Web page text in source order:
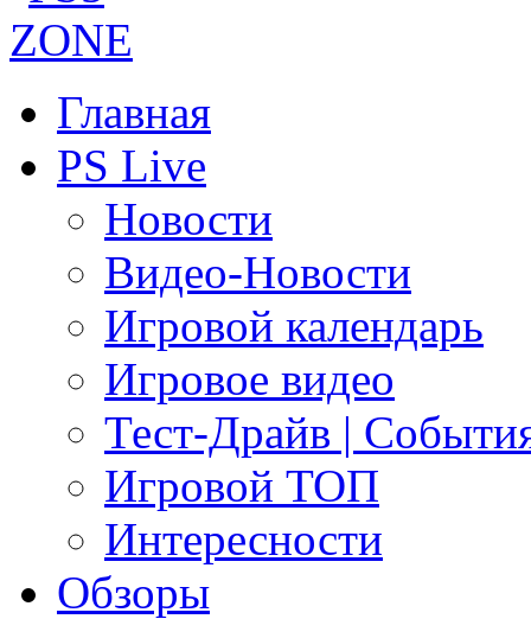
Главная
PS Live
Новости
Видео-Новости
Игровой календарь
Игровое видео
Тест-Драйв |
Игровой ТОП
Интересности
Обзоры